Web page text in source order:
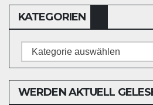
KATEGORIEN
Kategorien
WERDEN AKTUELL